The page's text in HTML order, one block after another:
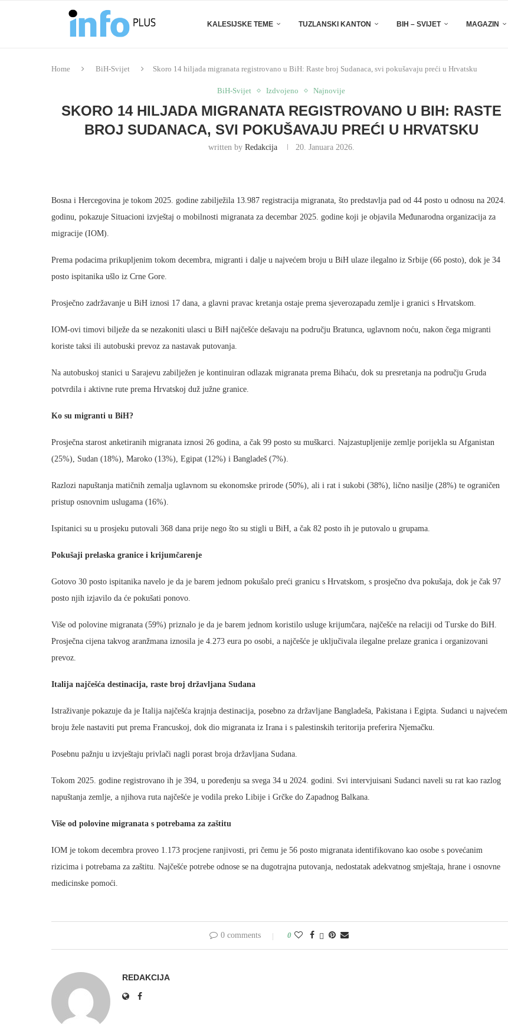
KALESIJSKE TEME TUZLANSKI KANTON BIH – SVIJET MAGAZIN
Home BiH-Svijet Skoro 14 hiljada migranata registrovano u BiH: Raste broj Sudanaca, svi pokušavaju preći u Hrvatsku
BiH-Svijet Izdvojeno Najnovije
SKORO 14 HILJADA MIGRANATA REGISTROVANO U BIH: RASTE
BROJ SUDANACA, SVI POKUŠAVAJU PREĆI U HRVATSKU
written by Redakcija 20. Januara 2026.
Bosna i Hercegovina je tokom 2025. godine zabilježila 13.987 registracija migranata, što predstavlja pad od 44 posto u odnosu na 2024.
godinu, pokazuje Situacioni izvještaj o mobilnosti migranata za decembar 2025. godine koji je objavila Međunarodna organizacija za
migracije (IOM).
Prema podacima prikupljenim tokom decembra, migranti i dalje u najvećem broju u BiH ulaze ilegalno iz Srbije (66 posto), dok je 34
posto ispitanika ušlo iz Crne Gore.
Prosječno zadržavanje u BiH iznosi 17 dana, a glavni pravac kretanja ostaje prema sjeverozapadu zemlje i granici s Hrvatskom.
IOM-ovi timovi bilježe da se nezakoniti ulasci u BiH najčešće dešavaju na području Bratunca, uglavnom noću, nakon čega migranti
koriste taksi ili autobuski prevoz za nastavak putovanja.
Na autobuskoj stanici u Sarajevu zabilježen je kontinuiran odlazak migranata prema Bihaću, dok su presretanja na području Gruda
potvrdila i aktivne rute prema Hrvatskoj duž južne granice.
Ko su migranti u BiH?
Prosječna starost anketiranih migranata iznosi 26 godina, a čak 99 posto su muškarci. Najzastupljenije zemlje porijekla su Afganistan
(25%), Sudan (18%), Maroko (13%), Egipat (12%) i Bangladeš (7%).
Razlozi napuštanja matičnih zemalja uglavnom su ekonomske prirode (50%), ali i rat i sukobi (38%), lično nasilje (28%) te ograničen
pristup osnovnim uslugama (16%).
Ispitanici su u prosjeku putovali 368 dana prije nego što su stigli u BiH, a čak 82 posto ih je putovalo u grupama.
Pokušaji prelaska granice i krijumčarenje
Gotovo 30 posto ispitanika navelo je da je barem jednom pokušalo preći granicu s Hrvatskom, s prosječno dva pokušaja, dok je čak 97
posto njih izjavilo da će pokušati ponovo.
Više od polovine migranata (59%) priznalo je da je barem jednom koristilo usluge krijumčara, najčešće na relaciji od Turske do BiH.
Prosječna cijena takvog aranžmana iznosila je 4.273 eura po osobi, a najčešće je uključivala ilegalne prelaze granica i organizovani
prevoz.
Italija najčešća destinacija, raste broj državljana Sudana
Istraživanje pokazuje da je Italija najčešća krajnja destinacija, posebno za državljane Bangladeša, Pakistana i Egipta. Sudanci u najvećem
broju žele nastaviti put prema Francuskoj, dok dio migranata iz Irana i s palestinskih teritorija preferira Njemačku.
Posebnu pažnju u izvještaju privlači nagli porast broja državljana Sudana.
Tokom 2025. godine registrovano ih je 394, u poređenju sa svega 34 u 2024. godini. Svi intervjuisani Sudanci naveli su rat kao razlog
napuštanja zemlje, a njihova ruta najčešće je vodila preko Libije i Grčke do Zapadnog Balkana.
Više od polovine migranata s potrebama za zaštitu
IOM je tokom decembra proveo 1.173 procjene ranjivosti, pri čemu je 56 posto migranata identifikovano kao osobe s povećanim
rizicima i potrebama za zaštitu. Najčešće potrebe odnose se na dugotrajna putovanja, nedostatak adekvatnog smještaja, hrane i osnovne
medicinske pomoći.
0 comments 0
REDAKCIJA